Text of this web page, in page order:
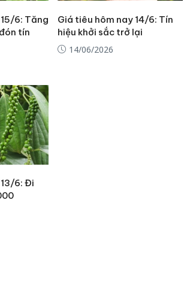
6: Tăng
tín
Giá tiêu hôm nay 14/6: Tín
hiệu khởi sắc trở lại
14/06/2026
6: Đi